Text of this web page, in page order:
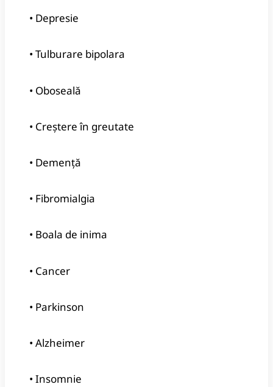
• Depresie
• Tulburare bipolara
• Oboseală
• Creștere în greutate
• Demenţă
• Fibromialgia
• Boala de inima
• Cancer
• Parkinson
• Alzheimer
• Insomnie